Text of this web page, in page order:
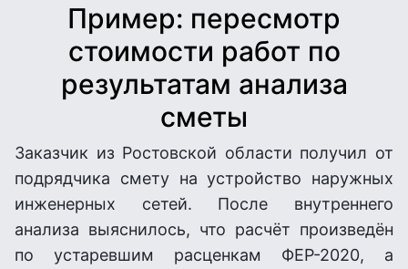
Пример: пересмотр
стоимости работ по
результатам анализа
сметы
Заказчик из Ростовской области получил от
подрядчика смету на устройство наружных
инженерных сетей. После внутреннего
анализа выяснилось, что расчёт произведён
по устаревшим расценкам ФЕР-2020, а